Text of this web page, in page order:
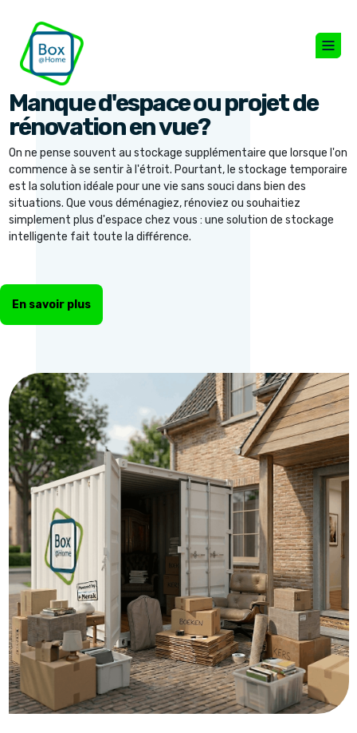
Manque d'espace ou projet de
rénovation en vue?
On ne pense souvent au stockage supplémentaire que lorsque l'on
commence à se sentir à l'étroit. Pourtant, le stockage temporaire
est la solution idéale pour une vie sans souci dans bien des
situations. Que vous déménagiez, rénoviez ou souhaitiez
simplement plus d'espace chez vous : une solution de stockage
intelligente fait toute la différence.
En savoir plus